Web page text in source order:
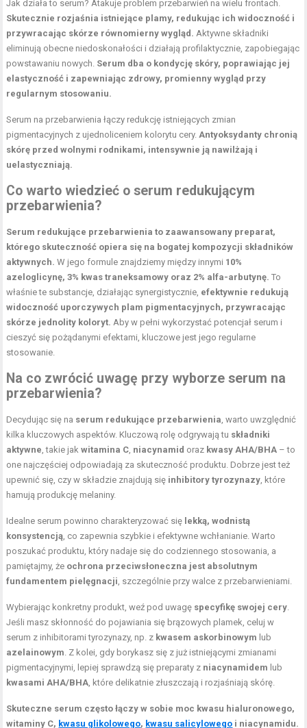
Jak działa to serum? Atakuje problem przebarwień na wielu frontach.
Skutecznie rozjaśnia istniejące plamy, redukując ich widoczność i
przywracając skórze równomierny wygląd. Aktywne składniki
eliminują obecne niedoskonałości i działają profilaktycznie, zapobiegając
powstawaniu nowych. Serum dba o kondycję skóry, poprawiając jej
elastyczność i zapewniając zdrowy, promienny wygląd przy
regularnym stosowaniu.
Serum na przebarwienia łączy redukcję istniejących zmian
pigmentacyjnych z ujednoliceniem kolorytu cery. Antyoksydanty chronią
skórę przed wolnymi rodnikami, intensywnie ją nawilżają i
uelastyczniają.
Co warto wiedzieć o serum redukującym
przebarwienia?
Serum redukujące przebarwienia to zaawansowany preparat,
którego skuteczność opiera się na bogatej kompozycji składników
aktywnych. W jego formule znajdziemy między innymi 10%
azeloglicynę, 3% kwas traneksamowy oraz 2% alfa-arbutynę. To
właśnie te substancje, działając synergistycznie, efektywnie redukują
widoczność uporczywych plam pigmentacyjnych, przywracając
skórze jednolity koloryt. Aby w pełni wykorzystać potencjał serum i
cieszyć się pożądanymi efektami, kluczowe jest jego regularne
stosowanie.
Na co zwrócić uwagę przy wyborze serum na
przebarwienia?
Decydując się na serum redukujące przebarwienia , warto uwzględnić
kilka kluczowych aspektów. Kluczową rolę odgrywają tu składniki
aktywne , takie jakwitamina C niacynamid oraz kwasy AHA/BHA – to
one najczęściej odpowiadają za skuteczność produktu. Dobrze jest też
upewnić się, czy w składzie znajdują się inhibitory tyrozynazy , które
hamują produkcję melaniny.
Idealne serum powinno charakteryzować się lekką, wodnistą
konsystencją , co zapewnia szybkie i efektywne wchłanianie. Warto
poszukać produktu, który nadaje się do codziennego stosowania, a
pamiętajmy, że ochrona przeciwsłoneczna jest absolutnym
fundamentem pielęgnacji , szczególnie przy walce z przebarwieniami.
Wybierając konkretny produkt, weź pod uwagę specyfikę swojej cery
Jeśli masz skłonność do pojawiania się brązowych plamek, celuj w
serum z inhibitorami tyrozynazy, np. z kwasem askorbinowym lub
azelainowym . Z kolei, gdy borykasz się z już istniejącymi zmianami
pigmentacyjnymi, lepiej sprawdzą się preparaty z niacynamidem lub
kwasami AHA/BHA , które delikatnie złuszczają i rozjaśniają skórę.
Skuteczne serum często łączy w sobie moc kwasu hialuronowego,
witaminy C, kwasu glikolowego, kwasu salicylowego i niacynamidu.